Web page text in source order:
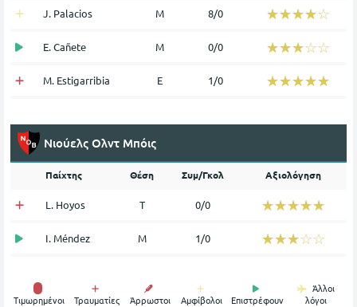
J. Palacios Μ 8/0 ☆☆☆☆☆
★★★★★
E. Cañete Μ 0/0 ☆☆☆☆☆
★★★★★
M. Estigarribia Ε 1/0 ☆☆☆☆☆
★★★★★
Νιούελς Ολντ Μπόις
Παίχτης Θέση Συμ/Γκολ Αξιολόγηση
L. Hoyos Τ 0/0 ☆☆☆☆☆
★★★★★
I. Méndez Μ 1/0 ☆☆☆☆☆
★★★★★
Tιμωρημένοι Τραυματίες Άρρωστοι Αμφίβολοι Επιστρέφουν
Άλλοι
λόγοι